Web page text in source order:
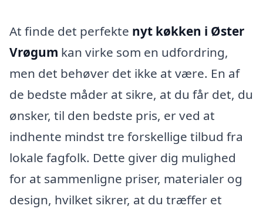
At finde det perfekte nyt køkken i Øster
Vrøgum kan virke som en udfordring,
men det behøver det ikke at være. En af
de bedste måder at sikre, at du får det, du
ønsker, til den bedste pris, er ved at
indhente mindst tre forskellige tilbud fra
lokale fagfolk. Dette giver dig mulighed
for at sammenligne priser, materialer og
design, hvilket sikrer, at du træffer et